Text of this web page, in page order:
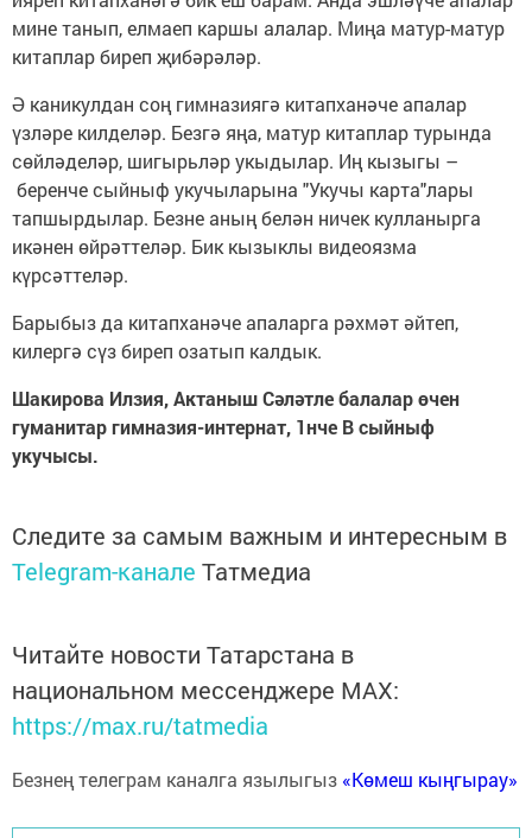
мине танып, елмаеп каршы алалар. Миңа матур-матур
китаплар биреп җибәрәләр.
Ә каникулдан соң гимназиягә китапханәче апалар
үзләре килделәр. Безгә яңа, матур китаплар турында
сөйләделәр, шигырьләр укыдылар. Иң кызыгы –
беренче сыйныф укучыларына "Укучы карта"лары
тапшырдылар. Безне аның белән ничек кулланырга
икәнен өйрәттеләр. Бик кызыклы видеоязма
күрсәттеләр.
Барыбыз да китапханәче апаларга рәхмәт әйтеп,
килергә сүз биреп озатып калдык.
Шакирова Илзия, Актаныш Сәләтле балалар өчен
гуманитар гимназия-интернат, 1нче В сыйныф
укучысы.
Следите за самым важным и интересным в
Telegram-канале Татмедиа
Читайте новости Татарстана в
национальном мессенджере MАХ:
https://max.ru/tatmedia
Безнең телеграм каналга язылыгыз «Көмеш кыңгырау»